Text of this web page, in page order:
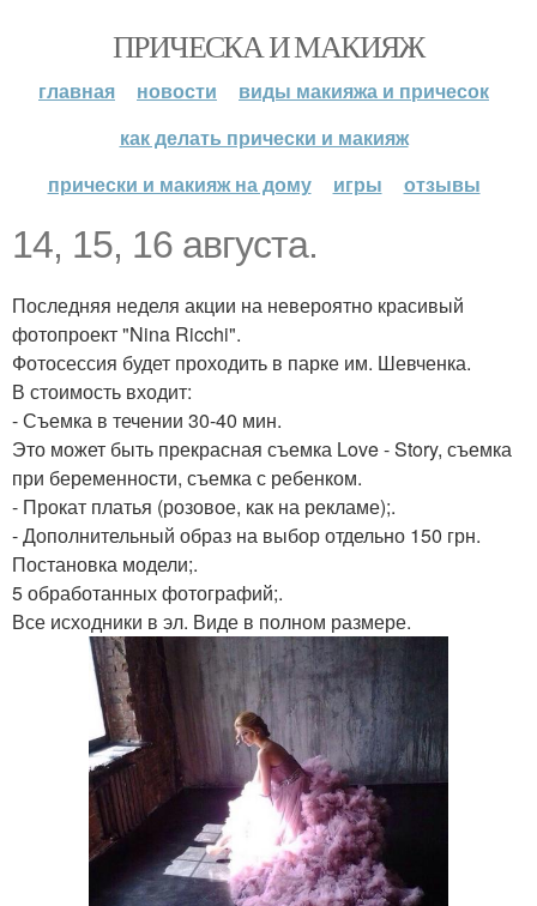
ПРИЧЕСКА И МАКИЯЖ
главная новости
виды макияжа и причесок
как делать прически и макияж
прически и макияж на дому
игры отзывы
14, 15, 16 августа.
Последняя неделя акции на невероятно красивый
фотопроект "Nina Ricchi".
Фотосессия будет проходить в парке им. Шевченка.
В стоимость входит:
- Съемка в течении 30-40 мин.
Это может быть прекрасная съемка Love - Story, съемка
при беременности, съемка с ребенком.
- Прокат платья (розовое, как на рекламе);.
- Дополнительный образ на выбор отдельно 150 грн.
Постановка модели;.
5 обработанных фотографий;.
Все исходники в эл. Виде в полном размере.